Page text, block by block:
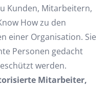
Kunden, Mitarbeitern,
How zu den
einer Organisation. Sie
Personen gedacht
werden.
Mitarbeiter,